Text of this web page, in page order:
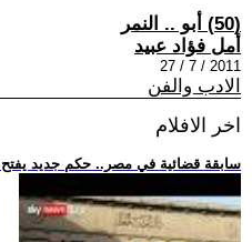
(50) أبو .. النمر
أمل فؤاد عبيد
2011 / 7 / 27
الادب والفن
اخر الافلام
.. سابقة قضائية في مصر.. حكم جديد يفتح